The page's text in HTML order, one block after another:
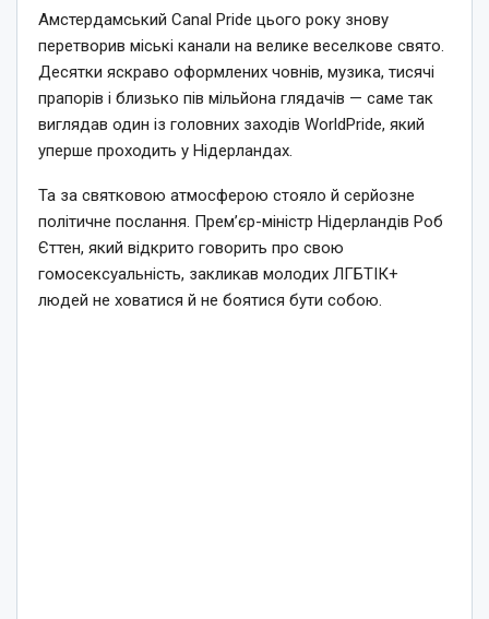
Амстердамський Canal Pride цього року знову
перетворив міські канали на велике веселкове свято.
Десятки яскраво оформлених човнів, музика, тисячі
прапорів і близько пів мільйона глядачів — саме так
виглядав один із головних заходів WorldPride, який
уперше проходить у Нідерландах.
Та за святковою атмосферою стояло й серйозне
політичне послання. Прем’єр-міністр Нідерландів Роб
Єттен, який відкрито говорить про свою
гомосексуальність, закликав молодих ЛГБТІК+
людей не ховатися й не боятися бути собою.